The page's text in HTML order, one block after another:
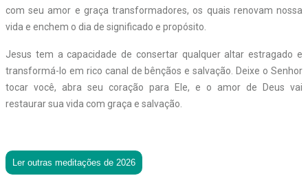
com seu amor e graça transformadores, os quais renovam nossa
vida e enchem o dia de significado e propósito.
Jesus tem a capacidade de consertar qualquer altar estragado e
transformá-lo em rico canal de bênçãos e salvação. Deixe o Senhor
tocar você, abra seu coração para Ele, e o amor de Deus vai
restaurar sua vida com graça e salvação.
Ler outras meditações de 2026